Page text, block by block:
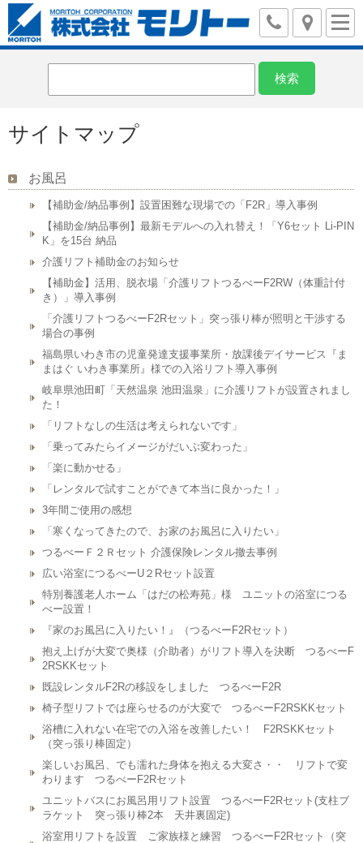
サイトマップ
お風呂
【補助金/納品事例】設置困難な現場での「F2R」導入事例
【補助金/納品事例】最新モデルへの入れ替え！「Y6セット Li-PIN
K」を15台 納品
介護リフト補助金のお知らせ
【補助金】活用、脱衣場「介護リフトつるべーF2RW（体重計付
き）」導入事例
「介護リフトつるべーF2Rセット」突っ張り棒が照明と干渉する
場合の事例
福島県いわき市の児童発達支援事業所・放課後デイサービス『ま
まはぐ いわき事業所』様での入浴リフト導入事例
岐阜県池田町「天然温泉 池田温泉」に介護リフトが設置されまし
た！
「リフトなしの生活は考えられないです」
「乗ってみたらイメージがだいぶ変わった」
「楽に動かせる」
「レンタルで試すことができて本当に良かった！」
3年間ご使用の感想
「寒くなってきたので、お家のお風呂に入りたい」
つるべーＦ２Ｒセット 介護保険レンタル撤去事例
広い浴室につるべーU２Rセット設置
特別養護老人ホーム「はだの松寿苑」様 ユニットの浴室につる
べー設置！
『家のお風呂に入りたい！』（つるべーF2Rセット）
抱え上げが大変で奥様（介助者）がリフト導入を決断 つるべーF
2RSKKセット
既設レンタルF2Rの移設をしました つるべーF2R
椅子型リフトでは座らせるのが大変で つるべーF2RSKKセット
浴槽に入れない在宅での入浴を改善したい！ F2RSKKセット
（突っ張り棒固定）
楽しいお風呂、でも濡れた身体を抱える大変さ・・ リフトで変
わります つるべーF2Rセット
ユニットバスにお風呂用リフト設置 つるべーF2Rセット(支柱ブ
ラケット 突っ張り棒2本 天井裏固定)
浴室用リフトを設置 ご家族様と練習 つるべーF2Rセット（突